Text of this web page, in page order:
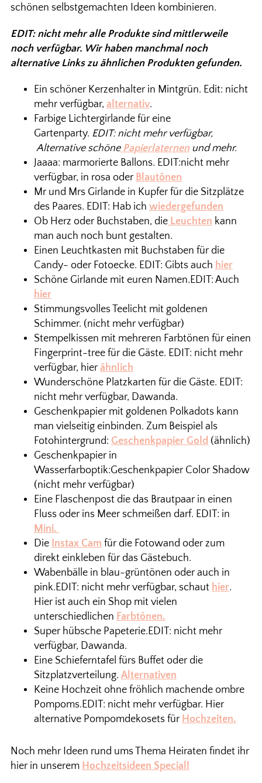
schönen selbstgemachten Ideen kombinieren.
EDIT: nicht mehr alle Produkte sind mittlerweile
noch verfügbar. Wir haben manchmal noch
alternative Links zu ähnlichen Produkten gefunden.
Ein schöner Kerzenhalter in Mintgrün. Edit: nicht
mehr verfügbar, alternativ.
Farbige Lichtergirlande für eine
Gartenparty. EDIT: nicht mehr verfügbar,
Alternative schönePapierlaternenund mehr.
Jaaaa: marmorierte Ballons. EDIT:nicht mehr
verfügbar, in rosa oder Blautönen
Mr und Mrs Girlande in Kupfer für die Sitzplätze
des Paares. EDIT: Hab ich wiedergefunden
Ob Herz oder Buchstaben, dieLeuchten kann
man auch noch bunt gestalten.
Einen Leuchtkasten mit Buchstaben für die
Candy- oder Fotoecke. EDIT: Gibts auch hier
Schöne Girlande mit euren Namen.EDIT: Auch
hier
Stimmungsvolles Teelicht mit goldenen
Schimmer. (nicht mehr verfügbar)
Stempelkissen mit mehreren Farbtönen für einen
Fingerprint-tree für die Gäste. EDIT: nicht mehr
verfügbar, hierähnlich
Wunderschöne Platzkarten für die Gäste. EDIT:
nicht mehr verfügbar, Dawanda.
Geschenkpapier mit goldenen Polkadots kann
man vielseitig einbinden. Zum Beispiel als
Fotohintergrund: Geschenkpapier Gold (ähnlich)
Geschenkpapier in
Wasserfarboptik:Geschenkpapier Color Shadow
(nicht mehr verfügbar)
Eine Flaschenpost die das Brautpaar in einen
Fluss oder ins Meer schmeißen darf. EDIT: in
Mini.
Die Instax Cam für die Fotowand oder zum
direkt einkleben für das Gästebuch.
Wabenbälle in blau-grüntönen oder auch in
pink.EDIT: nicht mehr verfügbar, schaut hier.
Hier ist auch ein Shop mit vielen
unterschiedlichen Farbtönen.
Super hübsche Papeterie.EDIT: nicht mehr
verfügbar, Dawanda.
Eine Schieferntafel fürs Buffet oder die
Sitzplatzverteilung. Alternativen
Keine Hochzeit ohne fröhlich machende ombre
Pompoms.EDIT: nicht mehr verfügbar. Hier
alternative Pompomdekosets für Hochzeiten.
Noch mehr Ideen rund ums Thema Heiraten findet ihr
hier in unserem Hochzeitsideen Special!